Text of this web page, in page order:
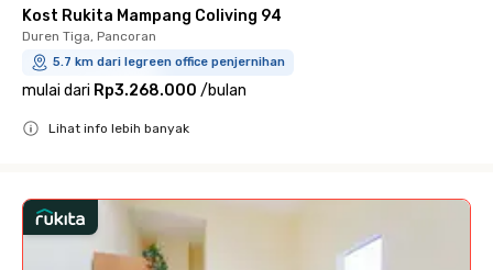
Kost Rukita Mampang Coliving 94
Duren Tiga, Pancoran
5.7 km dari legreen office penjernihan
mulai dari Rp3.268.000 /bulan
Lihat info lebih banyak